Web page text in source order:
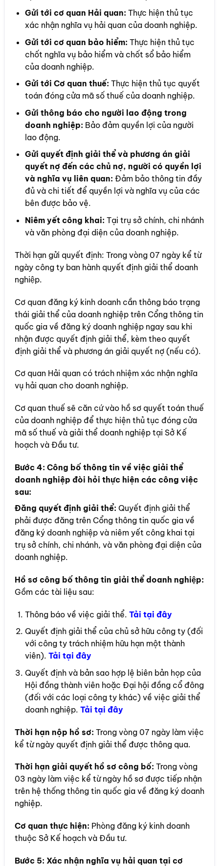
Gửi tới cơ quan Hải quan: Thực hiện thủ tục
xác nhận nghĩa vụ hải quan của doanh nghiệp.
Gửi tới cơ quan bảo hiểm: Thực hiện thủ tục
chốt nghĩa vụ bảo hiểm và chốt sổ bảo hiểm
của doanh nghiệp.
Gửi tới Cơ quan thuế: Thực hiện thủ tục quyết
toán đóng cửa mã số thuế của doanh nghiệp.
Gửi thông báo cho người lao động trong
doanh nghiệp: Bảo đảm quyền lợi của người
lao động.
Gửi quyết định giải thể và phương án giải
quyết nợ đến các chủ nợ, người có quyền lợi
và nghĩa vụ liên quan: Đảm bảo thông tin đầy
đủ và chi tiết để quyền lợi và nghĩa vụ của các
bên được bảo vệ.
Niêm yết công khai: Tại trụ sở chính, chi nhánh
và văn phòng đại diện của doanh nghiệp.
Thời hạn gửi quyết định: Trong vòng 07 ngày kể từ
ngày công ty ban hành quyết định giải thể doanh
nghiệp.
Cơ quan đăng ký kinh doanh cần thông báo trạng
thái giải thể của doanh nghiệp trên Cổng thông tin
quốc gia về đăng ký doanh nghiệp ngay sau khi
nhận được quyết định giải thể, kèm theo quyết
định giải thể và phương án giải quyết nợ (nếu có).
Cơ quan Hải quan có trách nhiệm xác nhận nghĩa
vụ hải quan cho doanh nghiệp.
Cơ quan thuế sẽ căn cứ vào hồ sơ quyết toán thuế
của doanh nghiệp để thực hiện thủ tục đóng cửa
mã số thuế và giải thể doanh nghiệp tại Sở Kế
hoạch và Đầu tư.
Bước 4: Công bố thông tin về việc giải thể
doanh nghiệp đòi hỏi thực hiện các công việc
sau:
Đăng quyết định giải thể: Quyết định giải thể
phải được đăng trên Cổng thông tin quốc gia về
đăng ký doanh nghiệp và niêm yết công khai tại
trụ sở chính, chi nhánh, và văn phòng đại diện của
doanh nghiệp.
Hồ sơ công bố thông tin giải thể doanh nghiệp:
Gồm các tài liệu sau:
Thông báo về việc giải thể. Tải tại đây
Quyết định giải thể của chủ sở hữu công ty (đối
với công ty trách nhiệm hữu hạn một thành
viên). Tải tại đây
Quyết định và bản sao hợp lệ biên bản họp của
Hội đồng thành viên hoặc Đại hội đồng cổ đông
(đối với các loại công ty khác) về việc giải thể
doanh nghiệp. Tải tại đây
Thời hạn nộp hồ sơ: Trong vòng 07 ngày làm việc
kể từ ngày quyết định giải thể được thông qua.
Thời hạn giải quyết hồ sơ công bố: Trong vòng
03 ngày làm việc kể từ ngày hồ sơ được tiếp nhận
trên hệ thống thông tin quốc gia về đăng ký doanh
nghiệp.
Cơ quan thực hiện: Phòng đăng ký kinh doanh
thuộc Sở Kế hoạch và Đầu tư.
Bước 5: Xác nhận nghĩa vụ hải quan tại cơ